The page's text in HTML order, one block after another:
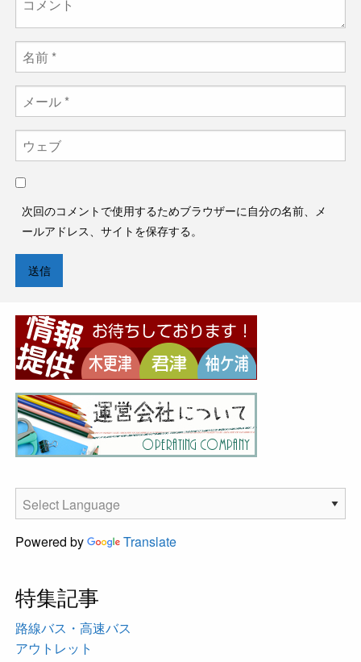
次回のコメントで使用するためブラウザーに自分の名前、メ
ールアドレス、サイトを保存する。
Powered by Translate
特集記事
路線バス・高速バス
アウトレット